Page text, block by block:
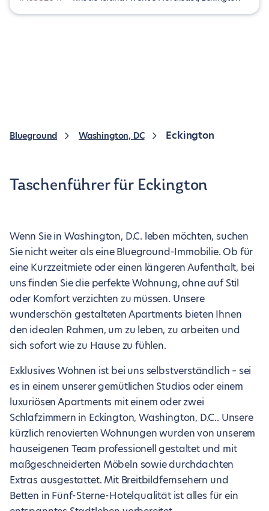
Blueground Washington, DC Eckington
Taschenführer für Eckington
Wenn Sie in Washington, D.C. leben möchten, suchen
Sie nicht weiter als eine Blueground-Immobilie. Ob für
eine Kurzzeitmiete oder einen längeren Aufenthalt, bei
uns finden Sie die perfekte Wohnung, ohne auf Stil
oder Komfort verzichten zu müssen. Unsere
wunderschön gestalteten Apartments bieten Ihnen
den idealen Rahmen, um zu leben, zu arbeiten und
sich sofort wie zu Hause zu fühlen.
Exklusives Wohnen ist bei uns selbstverständlich – sei
es in einem unserer gemütlichen Studios oder einem
luxuriösen Apartments mit einem oder zwei
Schlafzimmern in Eckington, Washington, D.C.. Unsere
kürzlich renovierten Wohnungen wurden von unserem
hauseigenen Team professionell gestaltet und mit
maßgeschneiderten Möbeln sowie durchdachten
Extras ausgestattet. Mit Breitbildfernsehern und
Betten in Fünf-Sterne-Hotelqualität ist alles für ein